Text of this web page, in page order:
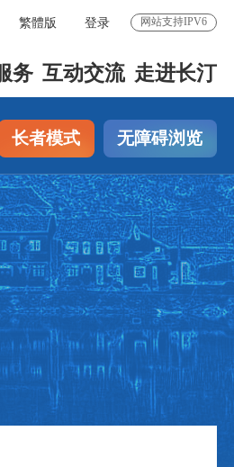
繁體版 登录 网站支持IPV6
务 互动交流 走进长汀
长者模式 无障碍浏览